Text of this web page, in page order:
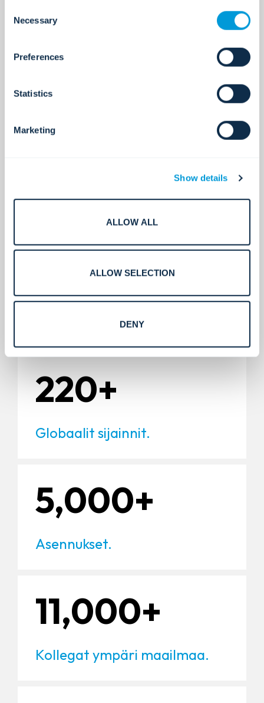
cookies. Click "Show details" below for more information
about who we share your information with.
Selection
Necessary
Preferences
Statistics
Marketing
Show details
ALLOW ALL
ALLOW SELECTION
DENY
1,400+
200+
Globaalit
400+
Sertifikaatit ja lisenssit.
220+
Globaalit sijainnit.
5,000+
Asennukset.
11,000+
Kollegat ympäri maailmaa.